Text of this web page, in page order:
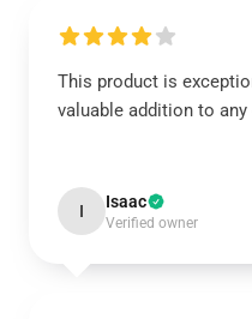
This product is
valuable addition to
I Isaac
Verified owner